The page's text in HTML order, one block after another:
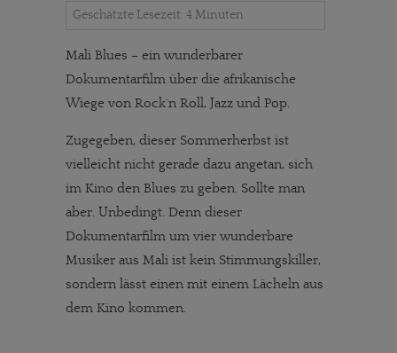
Geschätzte Lesezeit: 4 Minuten
Mali Blues – ein wunderbarer
Dokumentarfilm über die afrikanische
Wiege von Rock´n Roll, Jazz und Pop.
Zugegeben, dieser Sommerherbst ist
vielleicht nicht gerade dazu angetan, sich
im Kino den Blues zu geben. Sollte man
aber. Unbedingt. Denn dieser
Dokumentarfilm um vier wunderbare
Musiker aus Mali ist kein Stimmungskiller,
sondern lässt einen mit einem Lächeln aus
dem Kino kommen.